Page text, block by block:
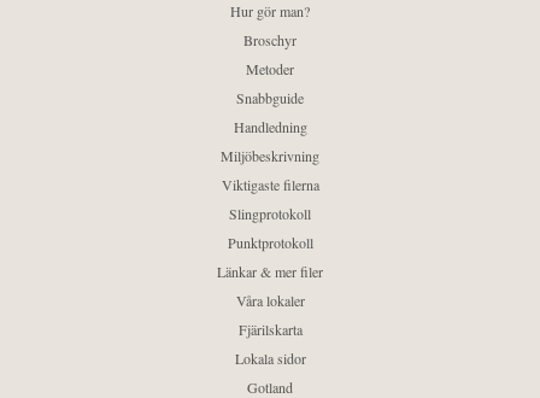
Hur gör man?
Broschyr
Metoder
Snabbguide
Handledning
Miljöbeskrivning
Viktigaste filerna
Slingprotokoll
Punktprotokoll
Länkar & mer filer
Våra lokaler
Fjärilskarta
Lokala sidor
Gotland